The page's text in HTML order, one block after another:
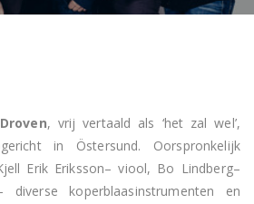
, vrij vertaald als ‘het zal wel’,
in Östersund. Oorspronkelijk
Erik Eriksson– viool, Bo Lindberg–
diverse koperblaasinstrumenten en